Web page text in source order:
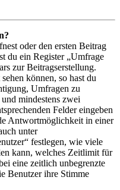
oder den ersten Beitrag
du ein Register „Umfrage
zur Beitragserstellung.
können, so hast du
Umfragen zu
mindestens zwei
Felder eingeben
Antwortmöglichkeit in einer
unter
festlegen, wie viele
kann, welches Zeitlimit für
eine zeitlich unbegrenzte
Benutzer ihre Stimme